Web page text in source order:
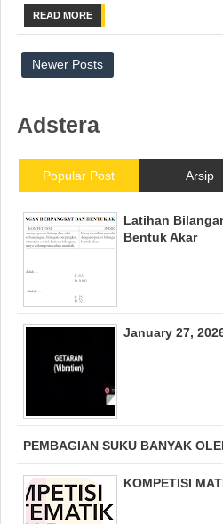
READ MORE
Newer Posts
Adstera
Popular Post Arsip
Latihan
Bentuk Akar
January 27,
PEMBAGIAN SUKU BANYAK
KOMPETISI